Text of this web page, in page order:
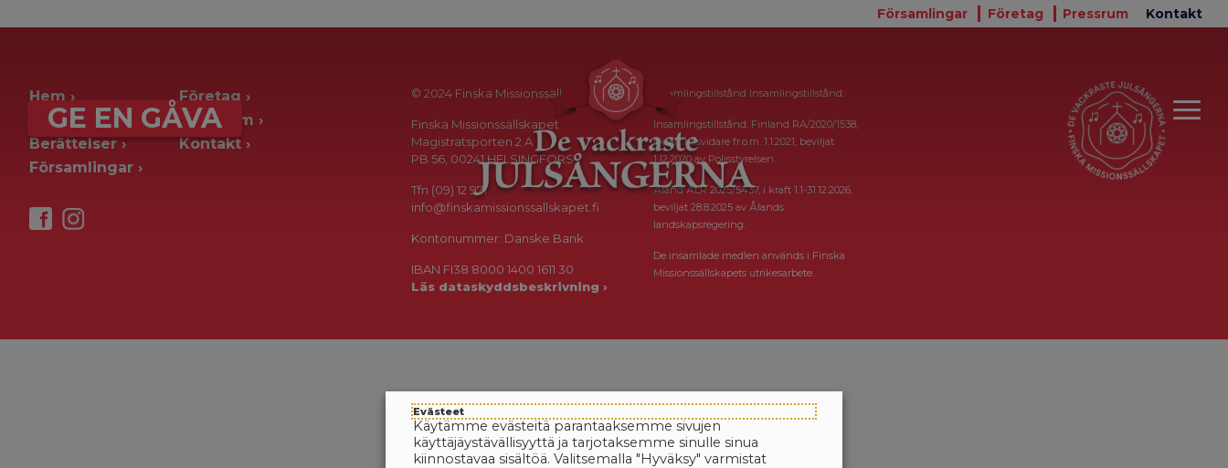
Församlingar Företag Pressrum Kontakt
GE EN GÅVA
Hem
Ge en gåva
Berättelser
Församlingar
Företag
Pressrum
Kontakt
© 2024 Finska Missionssällskapet
Finska Missionssällskapet
Magistratsporten 2 A
PB 56, 00241 HELSINGFORS
Tfn (09) 12 971
info@finskamissionssallskapet.fi
Kontonummer: Danske Bank
IBAN FI38 8000 1400 1611 30
Läs dataskyddsbeskrivning ›
Insamlingstillstånd Insamlingstillstånd:
Insamlingstillstånd: Finland RA/2020/1538,
i kraft tillsvidare fr.o.m. 1.1.2021, beviljat
1.12.2020 av Polisstyrelsen.
Åland ÅLR 2025/5437, i kraft 1.1-31.12.2026,
beviljat 28.8.2025 av Ålands
landskapsregering.
De insamlade medlen används i Finska
Missionssällskapets utrikesarbete.
Evästeet
Käytämme evästeitä parantaaksemme sivujen
käyttäjäystävällisyyttä ja tarjotaksemme sinulle sinua
kiinnostavaa sisältöä. Valitsemalla "Hyväksy" varmistat